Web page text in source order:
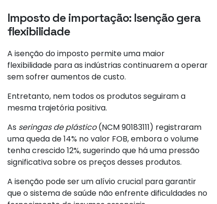
Imposto de importação: Isenção gera
flexibilidade
A isenção do imposto permite uma maior
flexibilidade para as indústrias continuarem a operar
sem sofrer aumentos de custo.
Entretanto, nem todos os produtos seguiram a
mesma trajetória positiva.
As seringas de plástico(NCM 90183111) registraram
uma queda de 14% no valor FOB, embora o volume
tenha crescido 12%, sugerindo que há uma pressão
significativa sobre os preços desses produtos.
A isenção pode ser um alívio crucial para garantir
que o sistema de saúde não enfrente dificuldades no